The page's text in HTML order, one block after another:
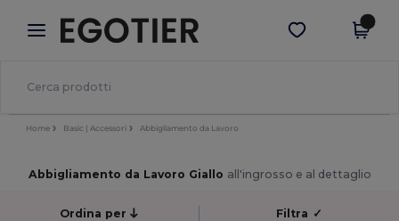
× App Egotier
Prezzi migliori sull'app!
Scarica app
Home Basic | Accessori Abbigliamento da Lavoro
Abbigliamento da Lavoro Giallo all'ingrosso e al dettaglio
Ordina per Filtra ✓